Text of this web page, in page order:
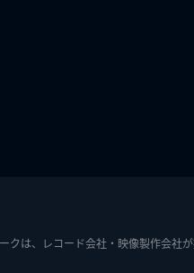
クは、レコード会社・映像製作会社